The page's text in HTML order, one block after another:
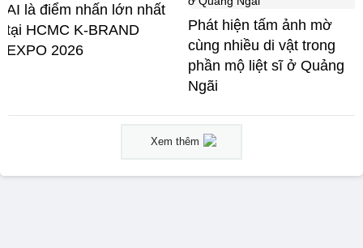
AI là điểm nhấn lớn nhất
tại HCMC K-BRAND
EXPO 2026
Phát hiện tấm ảnh mờ
cùng nhiều di vật trong
phần mộ liệt sĩ ở Quảng
Ngãi
Xem thêm